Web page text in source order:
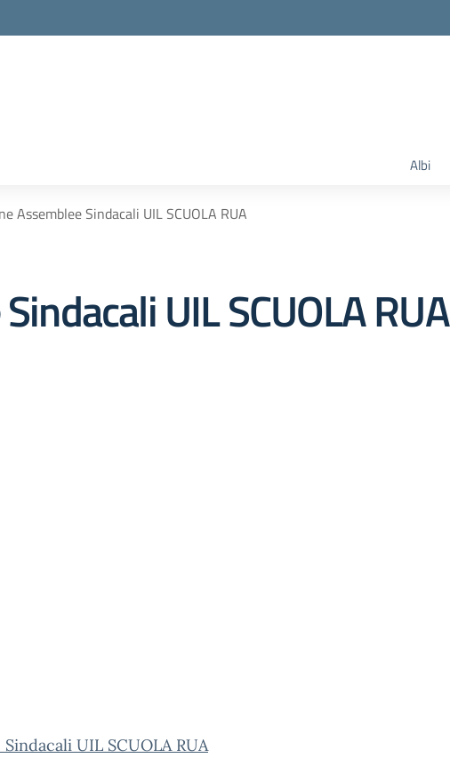
Albi
Assemblee Sindacali UIL SCUOLA RUA
UIL SCUOLA RUA
Sindacali UIL SCUOLA RUA